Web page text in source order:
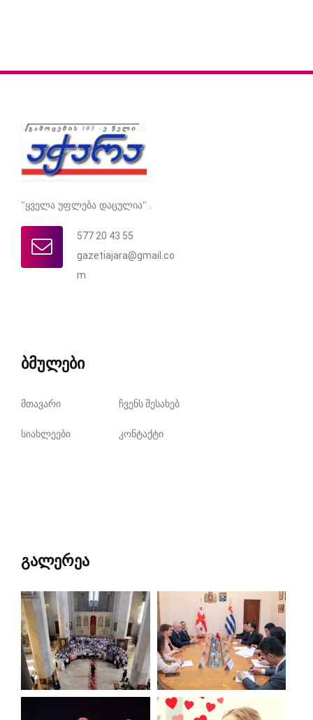
"ყველა უფლება დაცულია" .
577 20 43 55
gazetiajara@gmail.co
m
ბმულები
მთავარი ჩვენს შესახებ
სიახლეები კონტაქტი
გალერეა